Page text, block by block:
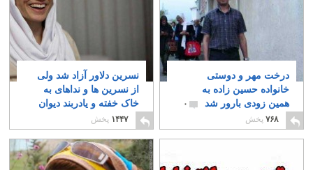
درخت مهر و دوستی
خانواده حسین زاده به
همین زودی بارور شد
۰
۷۶۸ پخش
نسرین دلاور آزاد شد ولی
از نسرین ها و نداهای به
خاک خفته و یادربند دیوان
چه خبر؟
۱۴۴۷ پخش